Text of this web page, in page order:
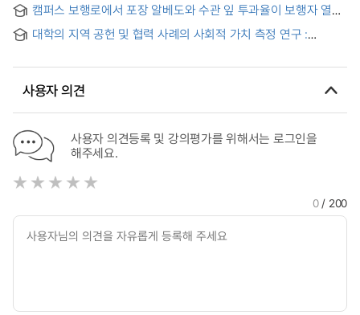
Improving and Categorizing Culture Programs of University
Library : Focusing on the Perception and Demand of the
Students of UOS
캠퍼스 보행로에서 포장 알베도와 수관 잎 투과율이 보행자 열
Effects of Pavement Albedo and Canopy Transmittance on
University of Seoul Campus Case Study-
대학의 지역 공헌 및 협력 사례의 사회적 가치 측정 연구 :
university
사용자 의견
사용자 의견등록 및 강의평가를 위해서는 로그인을
해주세요.
0/ 200